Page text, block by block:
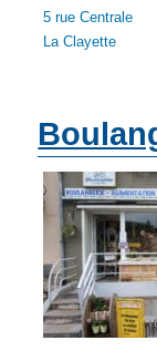
5 rue Centrale
La Clayette